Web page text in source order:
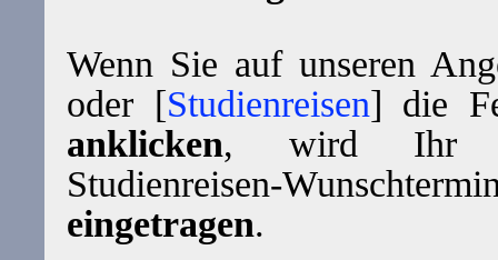
Wenn Sie auf unseren
oder [Studienreisen] die
anklicken, wird Ihr
Studienreisen-
eingetragen.